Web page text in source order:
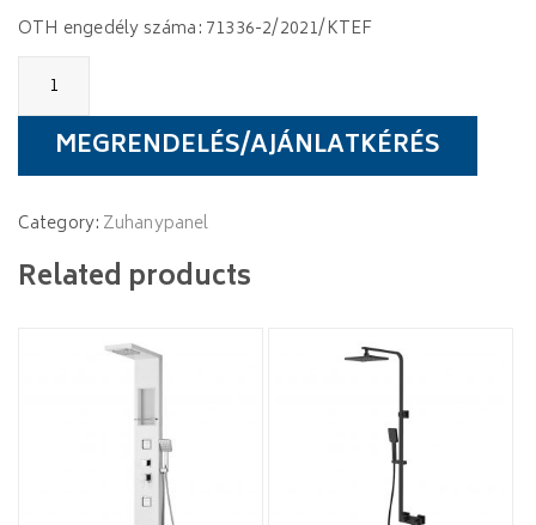
OTH engedély száma: 71336-2/2021/KTEF
Wellis
Mariner
Silver
zuhanypanel
quantityMEGRENDELÉS/AJÁNLATKÉRÉS
Category: Zuhanypanel
Related products